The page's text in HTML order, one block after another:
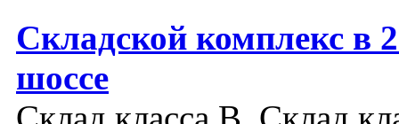
Складской комплекс
шоссе